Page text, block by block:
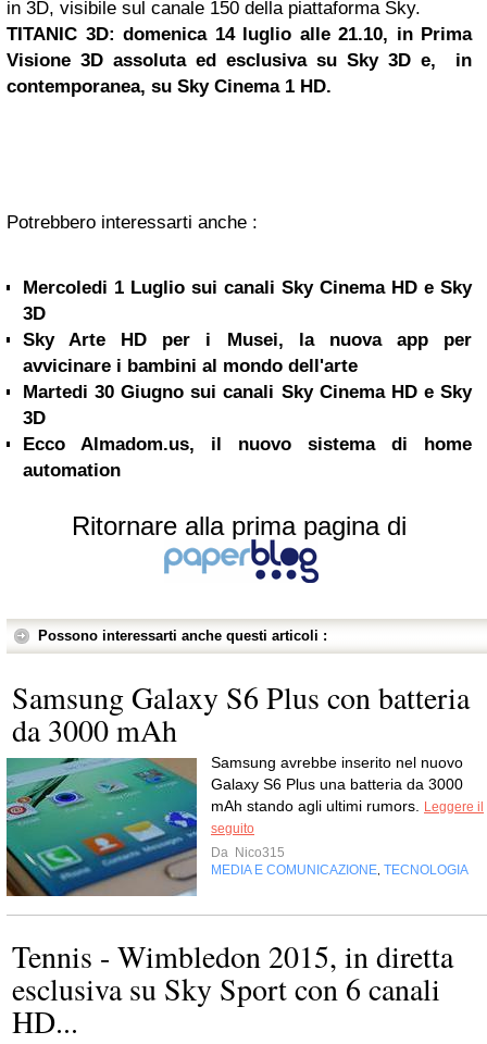
in 3D, visibile sul canale 150 della piattaforma Sky.
TITANIC 3D: domenica 14 luglio alle 21.10, in Prima
Visione 3D assoluta ed esclusiva su Sky 3D e, in
contemporanea, su Sky Cinema 1 HD.
Potrebbero interessarti anche :
Mercoledi 1 Luglio sui canali Sky Cinema HD e Sky
3D
Sky Arte HD per i Musei, la nuova app per
avvicinare i bambini al mondo dell'arte
Martedi 30 Giugno sui canali Sky Cinema HD e Sky
3D
Ecco Almadom.us, il nuovo sistema di home
automation
Ritornare alla prima pagina di
Possono interessarti anche questi articoli :
Samsung Galaxy S6 Plus con batteria
da 3000 mAh
Samsung avrebbe inserito nel nuovo
Galaxy S6 Plus una batteria da 3000
mAh stando agli ultimi rumors.
Leggere il
seguito
Da Nico315
MEDIA E COMUNICAZIONE TECNOLOGIA
Tennis - Wimbledon 2015, in diretta
esclusiva su Sky Sport con 6 canali
HD...